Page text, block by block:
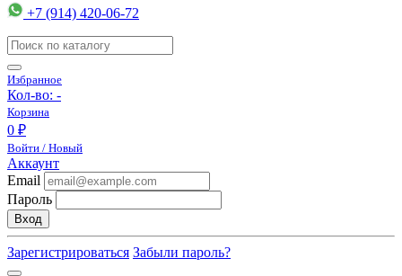
+7 (914) 420-06-72
Избранное
Кол-во: -
Корзина
0 ₽
Войти / Новый
Аккаунт
Email
Пароль
Вход
Зарегистрироваться Забыли пароль?